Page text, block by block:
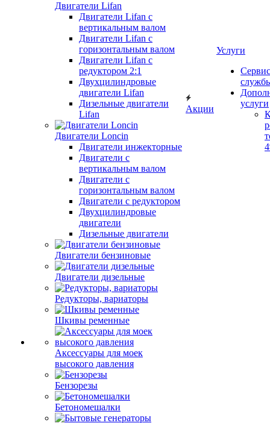
Двигатели Lifan
Двигатели Lifan с
вертикальным валом
Двигатели Lifan с
горизонтальным валом
Двигатели Lifan с
редуктором 2:1
Двухцилиндровые
двигатели Lifan
Дизельные двигатели
Lifan
Двигатели Loncin
Двигатели инжекторные
Двигатели с
вертикальным валом
Двигатели с
горизонтальным валом
Двигатели с редуктором
Двухцилиндровые
двигатели
Дизельные двигатели
Двигатели бензиновые
Двигатели дизельные
Редукторы, вариаторы
Шкивы ременные
Аксессуары для моек
высокого давления
Бензорезы
Бетономешалки
Акции
Услуги
услуги